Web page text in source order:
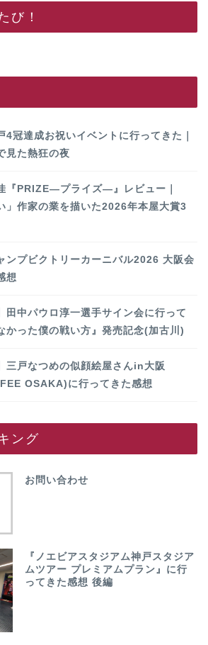
び！
4冠達成お祝いイベントに行ってきた｜
見た熱狂の夜
『PRIZE―プライズ―』レビュー｜
」作家の業を描いた2026年本屋大賞3
ンプビクトリーカーニバル2026 大阪会
想
田中パウロ淳一選手サイン会に行って
かった僕の戦い方』発売記念(加古川)
三戸なつめの似顔絵屋さんin大阪
OSAKA)に行ってきた感想
ング
お問い合わせ
『ノエビアスタジアム神戸スタジア
ムツアー プレミアムプラン』に行
ってきた感想 後編